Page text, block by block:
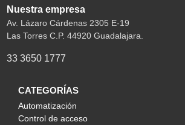
Nuestra empresa
Av. Lázaro Cárdenas 2305 E-19
Las Torres C.P. 44920 Guadalajara.
33 3650 1777
CATEGORÍAS
Automatización
Control de acceso